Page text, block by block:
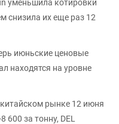
уменьшила котировки
снизила их еще раз 12
июньские ценовые
находятся на уровне
рынке 12 июня
600 за тонну, DEL